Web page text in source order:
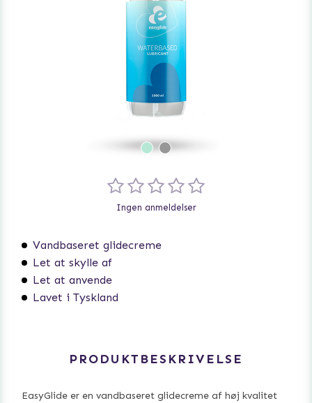
Vandbaseret glidecreme
Let at skylle af
Let at anvende
Lavet i Tyskland
Ingen anmeldelser
PRODUKTBESKRIVELSE
EasyGlide er en vandbaseret glidecreme af høj kvalitet